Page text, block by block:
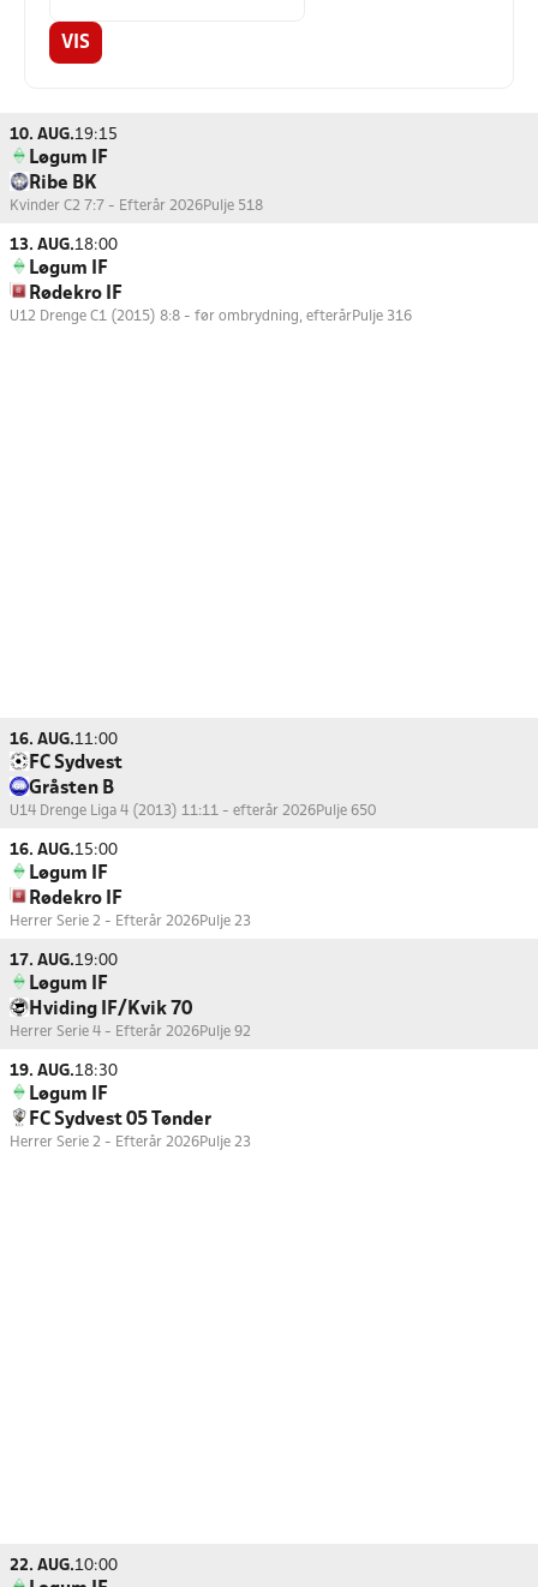
VIS
10. AUG.19:15
Løgum IF
Ribe BK
Kvinder C2 7:7 - Efterår 2026Pulje 518
13. AUG.18:00
Løgum IF
Rødekro IF
U12 Drenge C1 (2015) 8:8 - før ombrydning, efterårPulje 316
16. AUG.11:00
FC Sydvest
Gråsten B
U14 Drenge Liga 4 (2013) 11:11 - efterår 2026Pulje 650
16. AUG.15:00
Løgum IF
Rødekro IF
Herrer Serie 2 - Efterår 2026Pulje 23
17. AUG.19:00
Løgum IF
Hviding IF/Kvik 70
Herrer Serie 4 - Efterår 2026Pulje 92
19. AUG.18:30
Løgum IF
FC Sydvest 05 Tønder
Herrer Serie 2 - Efterår 2026Pulje 23
22. AUG.10:00